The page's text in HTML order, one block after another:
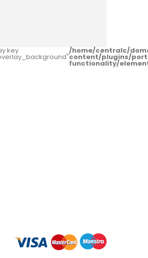
key /home/centralc/
content/plugins/
functionality/